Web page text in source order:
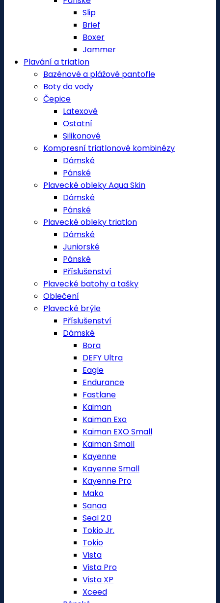
Slip
Brief
Boxer
Jammer
Plavání a triatlon
Bazénové a plážové pantofle
Boty do vody
Čepice
Latexové
Ostatní
Silikonové
Kompresní triatlonové kombinézy
Dámské
Pánské
Plavecké obleky Aqua Skin
Dámské
Pánské
Plavecké obleky triatlon
Dámské
Juniorské
Pánské
Příslušenství
Plavecké batohy a tašky
Oblečení
Plavecké brýle
Příslušenství
Dámské
Bora
DEFY Ultra
Eagle
Endurance
Fastlane
Kaiman
Kaiman Exo
Kaiman EXO Small
Kaiman Small
Kayenne
Kayenne Small
Kayenne Pro
Mako
Sanaa
Seal 2.0
Tokio Jr.
Tokio
Vista
Vista Pro
Vista XP
Xceed